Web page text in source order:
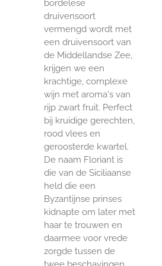
bordelese
druivensoort
vermengd wordt met
een druivensoort van
de Middellandse Zee,
krijgen we een
krachtige, complexe
wijn met aroma's van
rijp zwart fruit. Perfect
bij kruidige gerechten,
rood vlees en
geroosterde kwartel.
De naam Floriant is
die van de Siciliaanse
held die een
Byzantijnse prinses
kidnapte om later met
haar te trouwen en
daarmee voor vrede
zorgde tussen de